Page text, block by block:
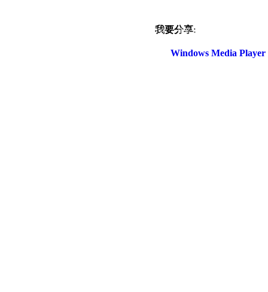
我要分享:
Windows Media
電話：(02)2369-9050
佳音電台地址：